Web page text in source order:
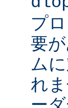
プ
要
ム
れ